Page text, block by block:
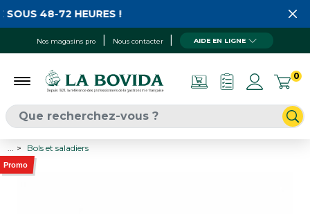
Nos magasins pro Nous contacter AIDE EN LIGNE
0
48-72 HEURES !
Bols et saladiers
Promo